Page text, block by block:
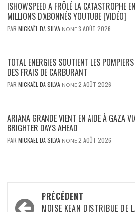
ISHOWSPEED A FRÔLÉ LA CATASTROPHE
MILLIONS D’ABONNÉS YOUTUBE [VIDÉO]
PAR MICKAËL DA SILVA NONE3 AOÛT 2026
TOTAL ENERGIES SOUTIENT LES
DES FRAIS DE CARBURANT
PAR MICKAËL DA SILVA NONE2 AOÛT 2026
ARIANA GRANDE VIENT EN AIDE À GAZA
BRIGHTER DAYS AHEAD
PAR MICKAËL DA SILVA NONE2 AOÛT 2026
Navigation
PRÉCÉDENT
MOISE KEAN DISTRIBUE DE